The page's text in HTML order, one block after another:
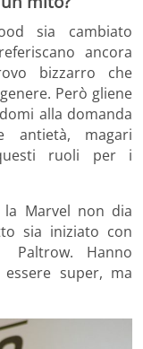
sia cambiato
ancora
bizzarro che
Però gliene
alla domanda
antietà, magari
ruoli per i
Marvel non dia
sia iniziato con
Hanno
super, ma